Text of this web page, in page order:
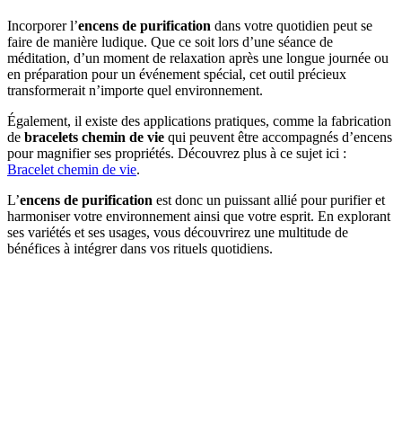
Incorporer l’encens de purification dans votre quotidien peut se
faire de manière ludique. Que ce soit lors d’une séance de
méditation, d’un moment de relaxation après une longue journée ou
en préparation pour un événement spécial, cet outil précieux
transformerait n’importe quel environnement.
Également, il existe des applications pratiques, comme la fabrication
de bracelets chemin de vie qui peuvent être accompagnés d’encens
pour magnifier ses propriétés. Découvrez plus à ce sujet ici :
Bracelet chemin de vie.
L’encens de purification est donc un puissant allié pour purifier et
harmoniser votre environnement ainsi que votre esprit. En explorant
ses variétés et ses usages, vous découvrirez une multitude de
bénéfices à intégrer dans vos rituels quotidiens.